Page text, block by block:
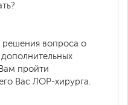
вопроса о
пройти
Вас ЛОР-хирурга.